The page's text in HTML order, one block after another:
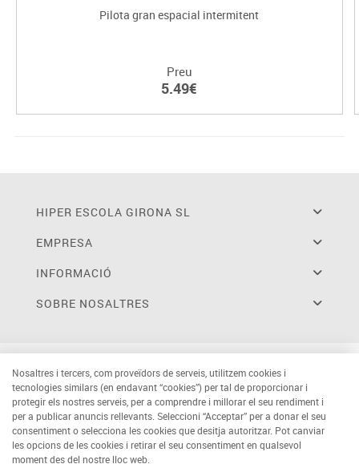
Pilota gran espacial intermitent
Preu
5.49€
HIPER ESCOLA GIRONA SL
EMPRESA
INFORMACIÓ
SOBRE NOSALTRES
Nosaltres i tercers, com proveïdors de serveis, utilitzem cookies i
tecnologies similars (en endavant “cookies”) per tal de proporcionar i
protegir els nostres serveis, per a comprendre i millorar el seu rendiment i
per a publicar anuncis rellevants. Seleccioni “Acceptar” per a donar el seu
consentiment o selecciona les cookies que desitja autoritzar. Pot canviar
les opcions de les cookies i retirar el seu consentiment en qualsevol
moment des del nostre lloc web.